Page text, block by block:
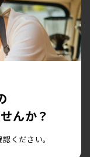
んか？
ください。